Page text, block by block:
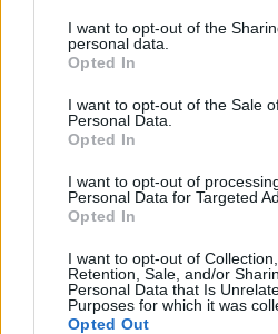
not limited to your visit or usage
grant or deny consent to Google
use your data for below specified
consent section.
I want to opt-out of the
personal data.
Opted In
I want to opt-out of the Sale
Personal Data.
Opted In
I want to opt-out of
Personal Data for Targeted
Opted In
I want to opt-out of Collection,
Retention, Sale, and/or
Personal Data that Is
Purposes for which it was
Opted Out
F
a
ce
b
o
o
k
T
w
it
te
r
Pi
n
te
re
st
W
at
A
p
S
a
Articolo
Prossimo
NOTIZIE RECENTI
Migliori agenzie per
lista delle 4 realtà